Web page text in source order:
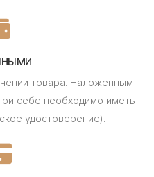
товара. Наложенным
себе необходимо иметь
удостоверение).